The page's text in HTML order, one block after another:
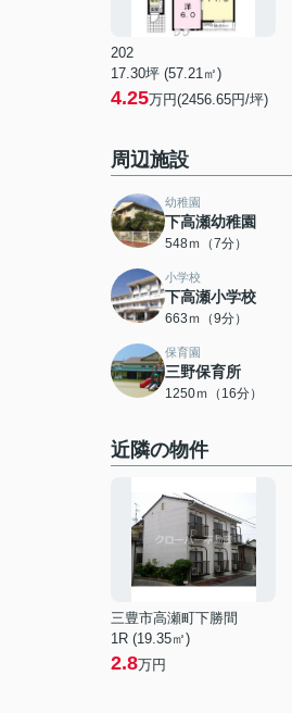
202
17.30坪 (57.21㎡)
4.25万円(2456.65円/坪)
周辺施設
幼稚園
下高瀬幼稚園
548ｍ（7分）
小学校
下高瀬小学校
663ｍ（9分）
保育園
三野保育所
1250ｍ（16分）
近隣の物件
三豊市高瀬町下勝間
1R (19.35㎡)
2.8万円